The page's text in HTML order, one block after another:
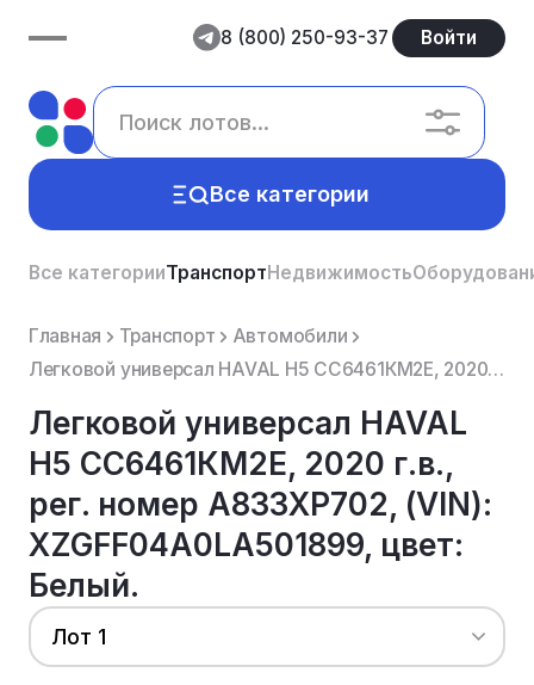
8 (800) 250-93-37 Войти
Все категории
Все категорииТранспортНедвижимость
Главная Транспорт
Автомобили
Легковой универсал HAVAL H5 СС6461КМ2Е, 2020 г.в., рег. номер А833ХР702, (VIN): XZGFF04A0LA501899, ц...
Легковой универсал HAVAL
H5 СС6461КМ2Е, 2020 г.в.,
рег. номер А833ХР702, (VIN):
XZGFF04A0LA501899, цвет:
Белый.
Лот 1